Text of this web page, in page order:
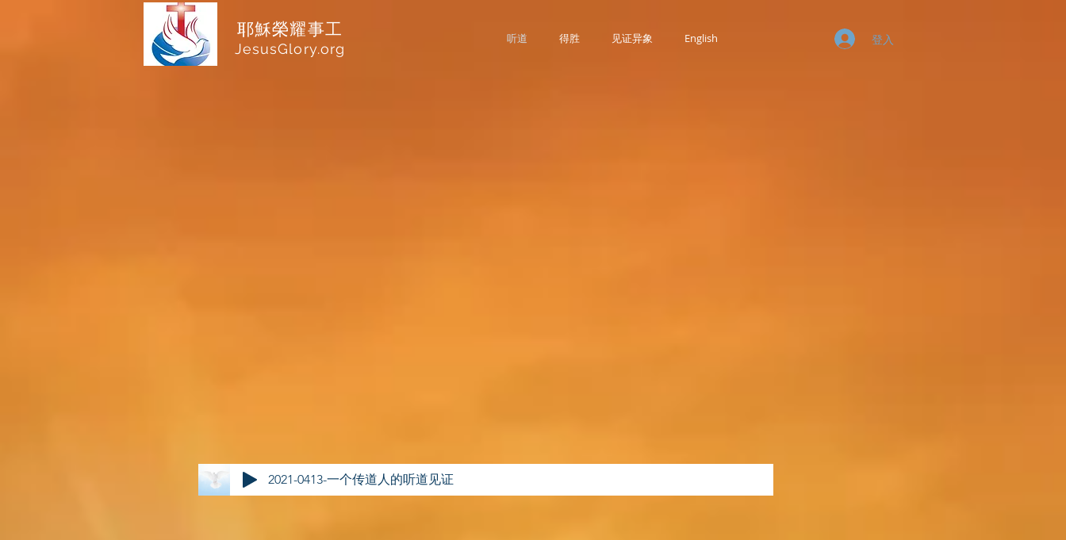
耶穌榮耀事工
JesusGlory.org​
听道 得胜 见证异象 English 登入
2021-0413-一个传道人的听道见证